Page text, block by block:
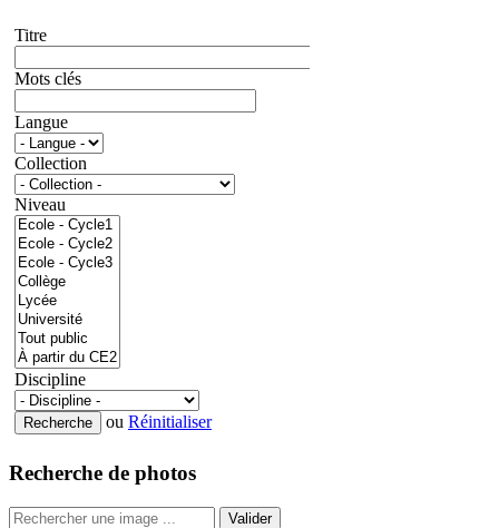
Titre
Mots clés
Langue
Collection
Niveau
Discipline
ou Réinitialiser
Recherche de photos
Valider